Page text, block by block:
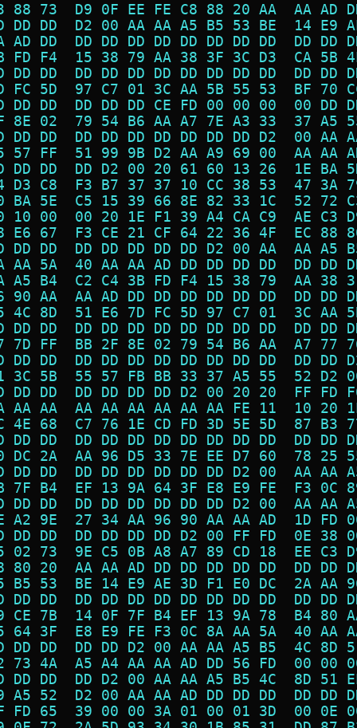
88 73  D9 0F EE FE C8 88 20 AA  AA
DD DD  D2 00 AA AA A5 B5 53 BE  14
AD DD  DD DD DD DD DD DD DD DD  DD
FD F4  15 38 79 AA 38 3F 3C D3  CA
DD DD  DD DD DD DD DD DD DD DD  DD
FC 5D  97 C7 01 3C AA 5B 55 53  BF
DD DD  DD DD DD CE FD 00 00 00  00
8E 02  79 54 B6 AA A7 7E A3 33  37
DD DD  DD DD DD DD DD DD DD D2  00
57 FF  51 99 9B D2 AA A9 69 00  AA
DD DD  DD D2 00 20 61 60 13 26  1E
D3 C8  F3 B7 37 37 10 CC 38 53  47
BA 5E  C5 15 39 66 8E 82 33 1C  52
10 00  00 20 1E F1 39 A4 CA C9  AE
E6 67  F3 CE 21 CF 64 22 36 4F  EC
DD DD  DD DD DD DD DD D2 00 AA  AA
AA 5A  40 AA AA AD DD DD DD DD  DD
A5 B4  C2 C4 3B FD F4 15 38 79  AA
90 AA  AA AD DD DD DD DD DD DD  DD
4C 8D  51 E6 7D FC 5D 97 C7 01  3C
DD DD  DD DD DD DD DD DD DD DD  DD
7D FF  BB 2F 8E 02 79 54 B6 AA  A7
DD DD  DD DD DD DD DD DD DD DD  DD
3C 5B  55 57 FB BB 33 37 A5 55  52
DD DD  DD DD DD DD D2 00 20 20  FF
AA AA  AA AA AA AA AA AA FE 11  10
4E 68  C7 76 1E CD FD 3D 5E 5D  87
DD DD  DD DD DD DD DD DD DD DD  DD
DC 2A  AA 96 D5 33 7E EE D7 60  78
DD DD  DD DD DD DD DD DD D2 00  AA
7F B4  EF 13 9A 64 3F E8 E9 FE  F3
DD DD  DD DD DD DD DD DD D2 00  AA
A2 9E  27 34 AA 96 90 AA AA AD  1D
DD DD  DD DD DD DD D2 00 FF FD  0E
02 73  9E C5 0B A8 A7 89 CD 18  EE
80 20  AA AA AD DD DD DD DD DD  DD
B5 53  BE 14 E9 AE 3D F1 E0 DC  2A
DD DD  DD DD DD DD DD DD DD DD  DD
CE 7B  14 0F 7F B4 EF 13 9A 78  B4
64 3F  E8 E9 FE F3 0C 8A AA 5A  40
DD DD  DD DD D2 00 AA AA A5 B5  4C
73 4A  A5 A4 AA AA AD DD 56 FD  00
DD DD  DD D2 00 AA AA A5 B5 4C  8D
A5 52  D2 00 AA AA AD DD DD DD  DD
FD 65  39 00 00 3A 01 00 01 3D  00